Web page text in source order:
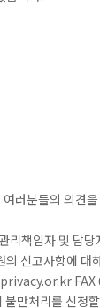
러분들의 의견
리책임자 및 담
신고사항에
만처리를 신청할